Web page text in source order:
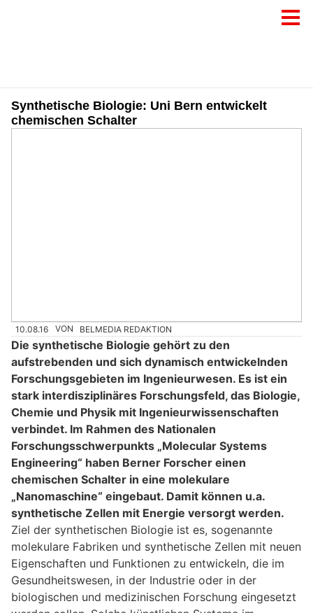
Synthetische Biologie: Uni Bern entwickelt
chemischen Schalter
10.08.16 VON BELMEDIA REDAKTION
Die synthetische Biologie gehört zu den
aufstrebenden und sich dynamisch entwickelnden
Forschungsgebieten im Ingenieurwesen. Es ist ein
stark interdisziplinäres Forschungsfeld, das Biologie,
Chemie und Physik mit Ingenieurwissenschaften
verbindet. Im Rahmen des Nationalen
Forschungsschwerpunkts „Molecular Systems
Engineering“ haben Berner Forscher einen
chemischen Schalter in eine molekulare
„Nanomaschine“ eingebaut. Damit können u.a.
synthetische Zellen mit Energie versorgt werden.
Ziel der synthetischen Biologie ist es, sogenannte
molekulare Fabriken und synthetische Zellen mit neuen
Eigenschaften und Funktionen zu entwickeln, die im
Gesundheitswesen, in der Industrie oder in der
biologischen und medizinischen Forschung eingesetzt